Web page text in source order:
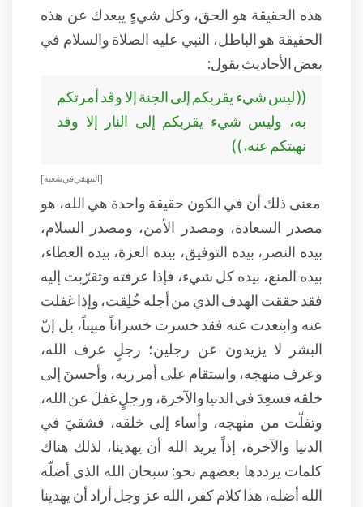
هذه الحقيقة هو الحق، وكل شيءٍ يبعدك عن هذه
الحقيقة هو الباطل، النبي عليه الصلاة والسلام في
بعض الأحاديث يقول:
(( ليس شيء يقربكم إلى الجنة إلا وقد أمرتكم
به، وليس شيء يقربكم إلى النار إلا وقد
نهيتكم عنه. ))
[ البيهقي في شعبه ]
معنى ذلك أن في الكون حقيقة واحدة هي الله، هو
مصدر السعادة، ومصدر الأمن، ومصدر السلام،
بيده النصر، بيده التوفيق، بيده العزة، بيده العطاء،
بيده المنع، بيده كل شيء، فإذا عرفته وتقرّبت إليه
فقد حققت الهدف الذي من أجله خُلِقت، وإذا غفلت
عنه وابتعدت عنه فقد خسرت خسراناً مبيناً، بل إنّ
البشر لا يزيدون عن رجلين؛ رجلٍ عرف الله،
وعرف منهجه، واستقام على أمر ربه، وأحسنَ إلى
خلقه فسعِدَ في الدنيا والآخرة، ورجلٍ غفلَ عن الله،
وتفلّت من منهجه، وأساء إلى خلقه، فشقيَ في
الدنيا والآخرة، إذاً يريد الله أن يهدينا، لذلك هناك
كلمات يرددها بعضهم نحو: سبحان الله الذي أضلّه
الله أضله، هذا كلام كفر، الله عز وجل أراد أن يهدينا